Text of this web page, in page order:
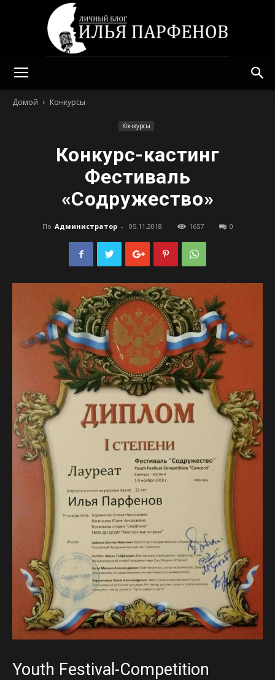
Домой Конкурсы
Конкурсы
Конкурс-кастинг
Фестиваль
«Содружество»
По Администратор - 05.11.2018 1657 0
Youth Festival-Competition